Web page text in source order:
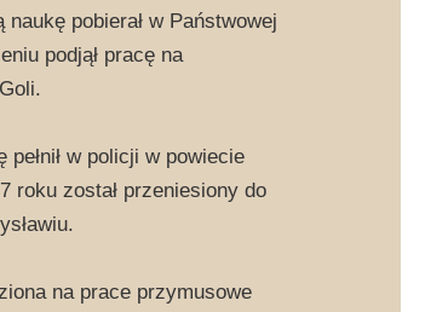
pobierał w Państwowej
podjął pracę na
w policji w powiecie
roku został przeniesiony do
na prace przymusowe